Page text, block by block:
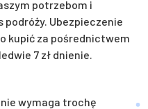
potrzebom i
podróży. Ubezpieczenie
kupić za pośrednictwem
7 zł dnienie.
wymaga trochę